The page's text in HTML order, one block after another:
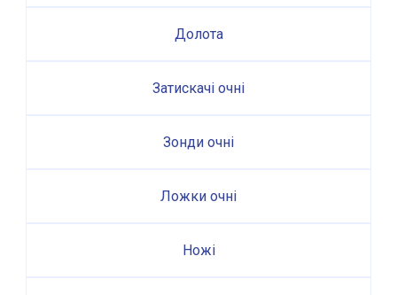
Долота
Затискачі очні
Зонди очні
Ложки очні
Ножі